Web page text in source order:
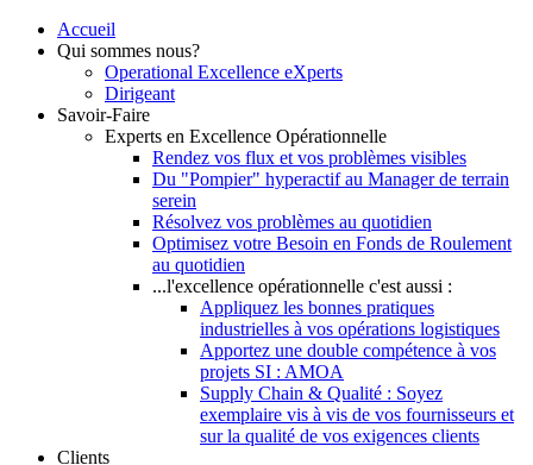
Accueil
Qui sommes nous?
Operational Excellence eXperts
Dirigeant
Savoir-Faire
Experts en Excellence Opérationnelle
Rendez vos flux et vos problèmes visibles
Du "Pompier" hyperactif au Manager de terrain
serein
Résolvez vos problèmes au quotidien
Optimisez votre Besoin en Fonds de Roulement
au quotidien
...l'excellence opérationnelle c'est aussi :
Appliquez les bonnes pratiques
industrielles à vos opérations logistiques
Apportez une double compétence à vos
projets SI : AMOA
Supply Chain & Qualité : Soyez
exemplaire vis à vis de vos fournisseurs et
sur la qualité de vos exigences clients
Clients